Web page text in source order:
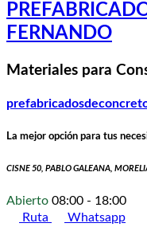
FERNANDO
Materiales para
La mejor opción para tus
CISNE 50, PABLO GALEANA,
Abierto 08:00 - 18:00
Ruta
Whatsapp